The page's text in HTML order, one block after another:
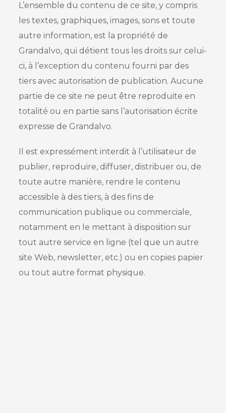
L’ensemble du contenu de ce site, y compris
les textes, graphiques, images, sons et toute
autre information, est la propriété de
Grandalvo, qui détient tous les droits sur celui-
ci, à l’exception du contenu fourni par des
tiers avec autorisation de publication. Aucune
partie de ce site ne peut être reproduite en
totalité ou en partie sans l’autorisation écrite
expresse de Grandalvo.
Il est expressément interdit à l’utilisateur de
publier, reproduire, diffuser, distribuer ou, de
toute autre manière, rendre le contenu
accessible à des tiers, à des fins de
communication publique ou commerciale,
notamment en le mettant à disposition sur
tout autre service en ligne (tel que un autre
site Web, newsletter, etc.) ou en copies papier
ou tout autre format physique.